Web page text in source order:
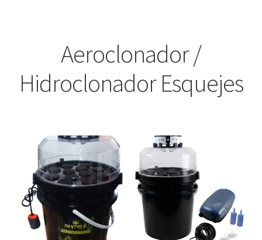
Aeroclonador /
Hidroclonador Esquejes